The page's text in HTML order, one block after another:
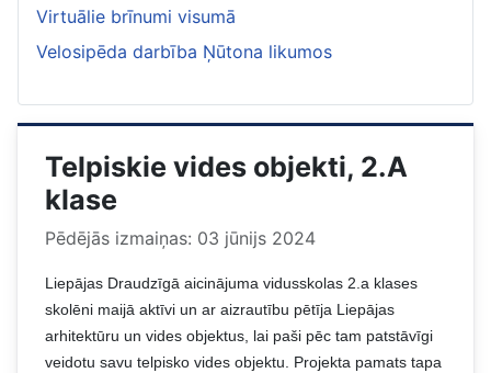
Virtuālie brīnumi visumā
Velosipēda darbība Ņūtona likumos
Telpiskie vides objekti, 2.A
klase
Pēdējās izmaiņas: 03 jūnijs 2024
Liepājas Draudzīgā aicinājuma vidusskolas 2.a klases
skolēni maijā aktīvi un ar aizrautību pētīja Liepājas
arhitektūru un vides objektus, lai paši pēc tam patstāvīgi
veidotu savu telpisko vides objektu. Projekta pamats tapa